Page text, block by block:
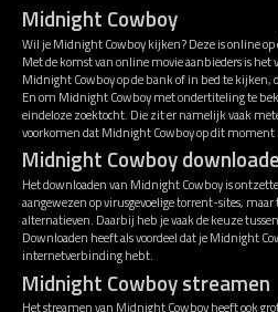
Midnight Cowboy
Wil je Midnight Cowboy kijken? Deze is online
Met de komst van online movie aanbieders is
Midnight Cowboy op de bank of in bed te kijken,
En om Midnight Cowboy met ondertiteling te
eindeloze zoektocht. Die zit er namelijk vaak
voorkomen dat Midnight Cowboy op dit
Midnight Cowboy
Het downloaden van Midnight Cowboy is
aangewezen op virusgevoelige torrent-sites,
alternatieven. Daarbij heb je vaak de keuze
Downloaden heeft als voordeel dat je Midnight
internetverbinding hebt.
Midnight Cowboy streamen
Het streamen van Midnight Cowboy heeft ook